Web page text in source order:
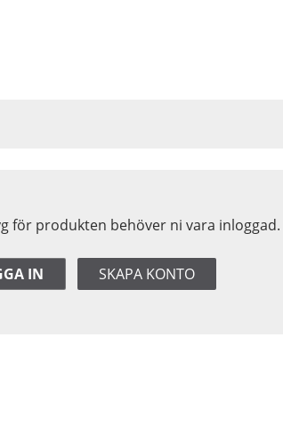
för produkten behöver ni vara inloggad.
IN SKAPA KONTO